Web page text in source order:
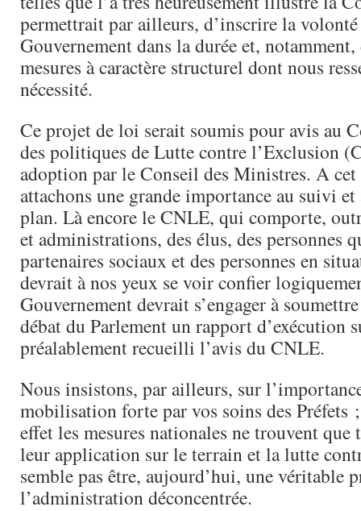
permettrait par ailleurs, d’inscrire la
Gouvernement dans la durée et,
mesures à caractère structurel dont nous
nécessité.
Ce projet de loi serait soumis pour avis au
des politiques de Lutte contre l’Exclusion
adoption par le Conseil des Ministres. A cet
attachons une grande importance au suivi
plan. Là encore le CNLE, qui comporte,
et administrations, des élus, des personnes
partenaires sociaux et des personnes en
devrait à nos yeux se voir confier
Gouvernement devrait s’engager à
débat du Parlement un rapport d’exécution
préalablement recueilli l’avis du CNLE.
Nous insistons, par ailleurs, sur
mobilisation forte par vos soins des Préfets
effet les mesures nationales ne trouvent
leur application sur le terrain et la lutte
semble pas être, aujourd’hui, une véritable
l’administration déconcentrée.